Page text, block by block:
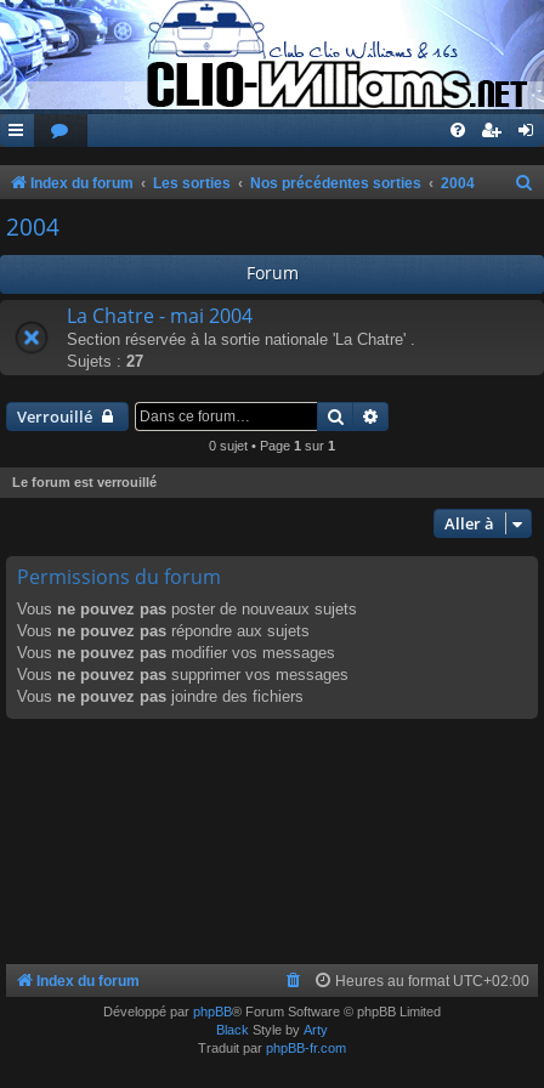
Index du forum Les sorties Nos précédentes sorties 2004
c
r
2004
Forum
La Chatre - mai 2004
Section réservée à la sortie nationale 'La Chatre' .
Sujets : 27
Verrouillé Rechercher
0 sujet • Page 1 sur 1
Le forum est verrouillé
Aller à
Permissions du forum
Vous ne pouvez pas poster de nouveaux sujets
Vous ne pouvez pas répondre aux sujets
Vous ne pouvez pas modifier vos messages
Vous ne pouvez pas supprimer vos messages
Vous ne pouvez pas joindre des fichiers
Index du forum Heures au format UTC+02:00
Développé par phpBB® Forum Software © phpBB Limited
Black Style by Arty
Traduit par phpBB-fr.com